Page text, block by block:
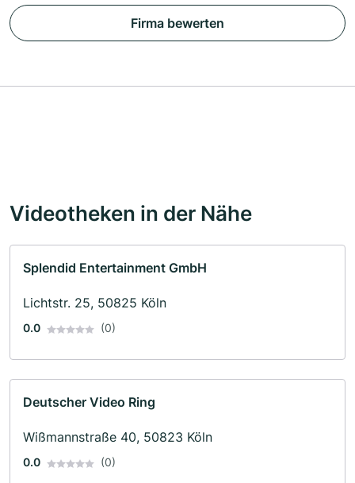
Firma bewerten
Videotheken in der Nähe
Splendid Entertainment GmbH
Lichtstr. 25, 50825 Köln
0.0 (0)
Deutscher Video Ring
Wißmannstraße 40, 50823 Köln
0.0 (0)